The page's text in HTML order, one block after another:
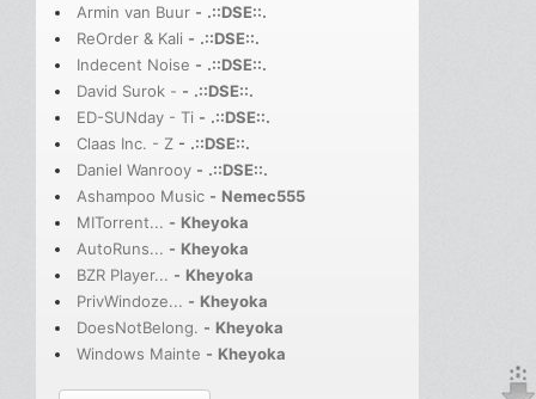
Armin van Buur - .::DSE::.
ReOrder & Kali - .::DSE::.
Indecent Noise - .::DSE::.
David Surok - - .::DSE::.
ED-SUNday - Ti - .::DSE::.
Claas Inc. - Z - .::DSE::.
Daniel Wanrooy - .::DSE::.
Ashampoo Music - Nemec555
MITorrent... - Kheyoka
AutoRuns... - Kheyoka
BZR Player... - Kheyoka
PrivWindoze... - Kheyoka
DoesNotBelong. - Kheyoka
Windows Mainte - Kheyoka